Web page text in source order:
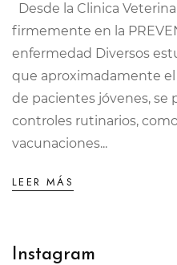
Desde la Clinica
firmemente en la
enfermedad Diversos
que aproximadamente el
de pacientes jóvenes, se
controles rutinarios,
vacunaciones...
LEER MÁS
Instagram